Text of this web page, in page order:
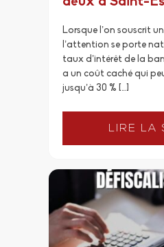
Lorsque l’on souscrit
l’attention se porte
taux d’intérêt de la
a un coût caché qui
jusqu’à 30 % […]
LIRE LA